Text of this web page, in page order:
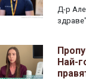
Д-р
Най-